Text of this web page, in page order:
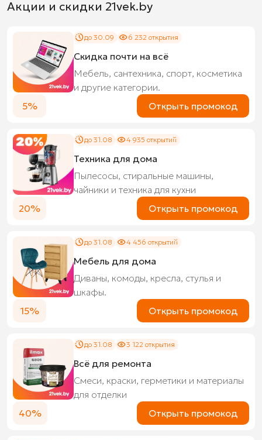
Акции и скидки 21vek.by
до 30.09 6 232 открытия
Скидка почти на всё
Мебель, сантехника, спорт, косметика
и другие категории.
5%
Открыть промокод
до 31.08 4 935 открытий
Техника для дома
Пылесосы, стиральные машины,
чайники и техника для кухни
20%
Открыть промокод
до 31.08 4 456 открытий
Мебель для дома
Диваны, комоды, кресла, стулья и
шкафы.
15%
Открыть промокод
до 31.08 3 122 открытия
Всё для ремонта
Смеси, краски, герметики и материалы
для отделки
40%
Открыть промокод